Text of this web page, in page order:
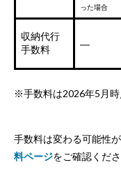
った場合
収納代行
手数料
―
※手数料は2026年5月時
手数料は変わる可能性
料ページをご確認くださ